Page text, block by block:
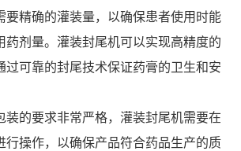
要精确的灌装量，以确保患者使用时能
药剂量。灌装封尾机可以实现高精度的
过可靠的封尾技术保证药膏的卫生和安
装的要求非常严格，灌装封尾机需要在
行操作，以确保产品符合药品生产的质